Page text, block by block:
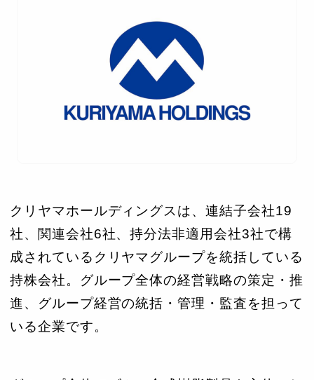
クリヤマホールディングスは、連結子会社19
社、関連会社6社、持分法非適用会社3社で構
成されているクリヤマグループを統括している
持株会社。グループ全体の経営戦略の策定・推
進、グループ経営の統括・管理・監査を担って
いる企業です。